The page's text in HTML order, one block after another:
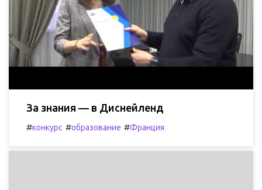
За знания — в Диснейленд
#конкурс #образование #Франция